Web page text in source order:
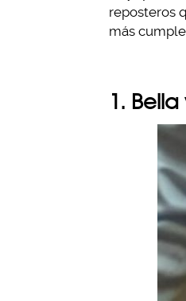
reposteros
más
1.